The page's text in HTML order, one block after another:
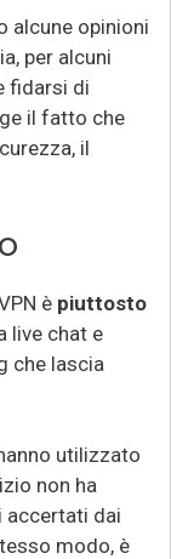
alcune opinioni
per alcuni
fidarsi di
il fatto che
il
è piuttosto
live chat e
che lascia
utilizzato
non ha
accertati dai
modo, è